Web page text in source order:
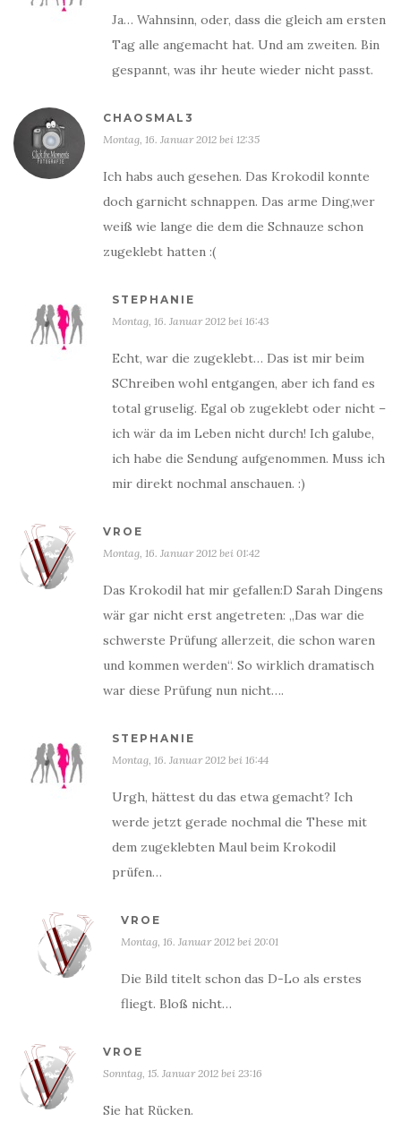
Ja… Wahnsinn, oder, dass die gleich am ersten
Tag alle angemacht hat. Und am zweiten. Bin
gespannt, was ihr heute wieder nicht passt.
CHAOSMAL3
Montag, 16. Januar 2012 bei 12:35
Ich habs auch gesehen. Das Krokodil konnte
doch garnicht schnappen. Das arme Ding,wer
weiß wie lange die dem die Schnauze schon
zugeklebt hatten :(
STEPHANIE
Montag, 16. Januar 2012 bei 16:43
Echt, war die zugeklebt… Das ist mir beim
SChreiben wohl entgangen, aber ich fand es
total gruselig. Egal ob zugeklebt oder nicht –
ich wär da im Leben nicht durch! Ich galube,
ich habe die Sendung aufgenommen. Muss ich
mir direkt nochmal anschauen. :)
VROE
Montag, 16. Januar 2012 bei 01:42
Das Krokodil hat mir gefallen:D Sarah Dingens
wär gar nicht erst angetreten: „Das war die
schwerste Prüfung allerzeit, die schon waren
und kommen werden“. So wirklich dramatisch
war diese Prüfung nun nicht….
STEPHANIE
Montag, 16. Januar 2012 bei 16:44
Urgh, hättest du das etwa gemacht? Ich
werde jetzt gerade nochmal die These mit
dem zugeklebten Maul beim Krokodil
prüfen…
VROE
Montag, 16. Januar 2012 bei 20:01
Die Bild titelt schon das D-Lo als erstes
fliegt. Bloß nicht…
VROE
Sonntag, 15. Januar 2012 bei 23:16
Sie hat Rücken.